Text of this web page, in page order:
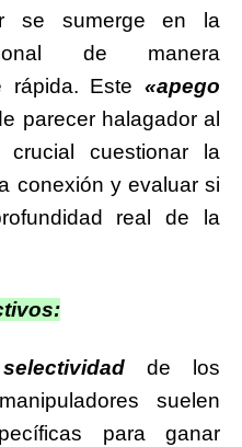
se sumerge en la
de manera
rápida. Este «apego
parecer halagador al
cuestionar la
conexión y evaluar si
real de la
selectividadde los
suelen
para ganar